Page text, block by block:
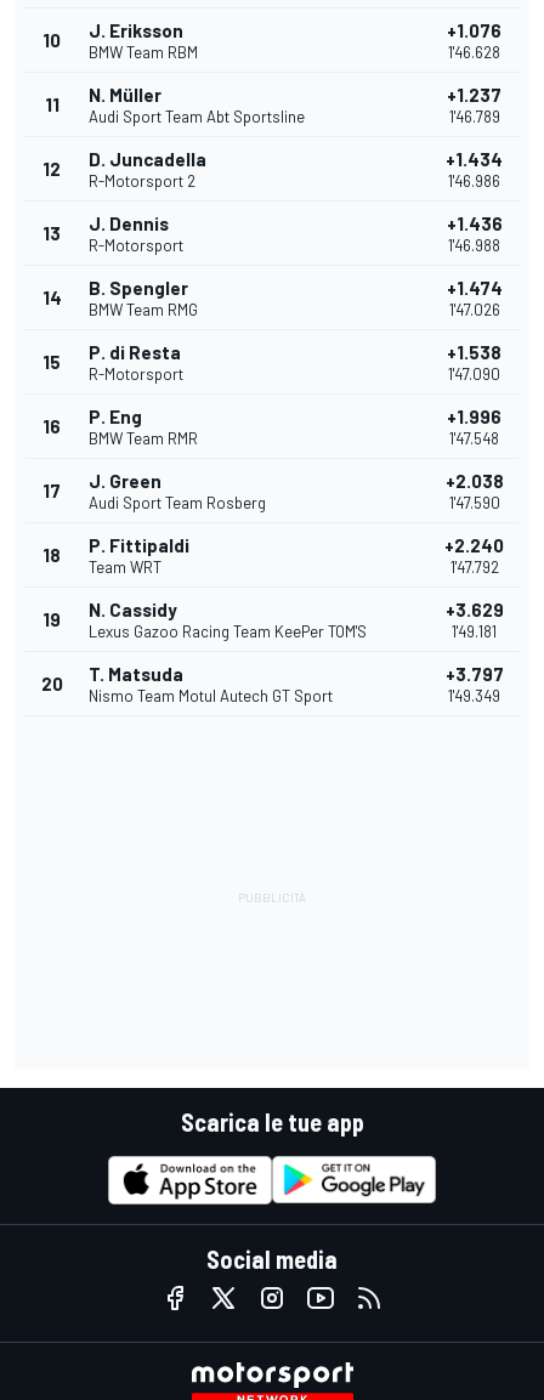
10 J. Eriksson
BMW Team RBM
+1.076
1'46.628
11 N. Müller
Audi Sport Team Abt Sportsline
+1.237
1'46.789
12 D. Juncadella
R-Motorsport 2
+1.434
1'46.986
13 J. Dennis
R-Motorsport
+1.436
1'46.988
14 B. Spengler
BMW Team RMG
+1.474
1'47.026
15 P. di Resta
R-Motorsport
+1.538
1'47.090
16 P. Eng
BMW Team RMR
+1.996
1'47.548
17 J. Green
Audi Sport Team Rosberg
+2.038
1'47.590
18 P. Fittipaldi
Team WRT
+2.240
1'47.792
19 N. Cassidy
Lexus Gazoo Racing Team KeePer TOM'S
+3.629
1'49.181
20 T. Matsuda
Nismo Team Motul Autech GT Sport
+3.797
1'49.349
Scarica le tue app
Social media